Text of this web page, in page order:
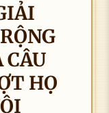
CÂU
HỌ